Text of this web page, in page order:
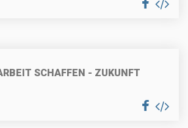
SCHAFFEN - ZUKUNFT